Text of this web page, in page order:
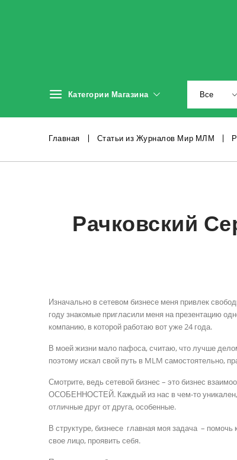
Категории Магазина
Главная Статьи из Журналов Мир МЛМ
Рачковский
Изначально в сетевом бизнесе меня привлек
году знакомые пригласили меня на презентацию
компанию, в которой работаю вот уже 24 года.
В моей жизни мало пафоса, считаю, что лучше
поэтому искал свой путь в MLM самостоятельно,
Смотрите, ведь сетевой бизнес – это бизнес
ОСОБЕННОСТЕЙ. Каждый из нас в чем-то уникален,
отличные друг от друга, особенные.
В структуре, бизнесе главная моя задача –
свое лицо, проявить себя.